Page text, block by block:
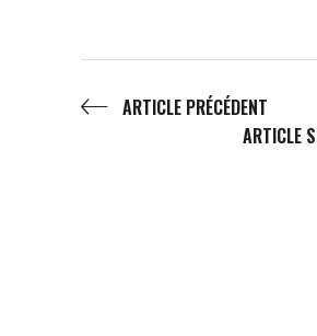
ARTICLE PRÉCÉDENT
ARTICLE